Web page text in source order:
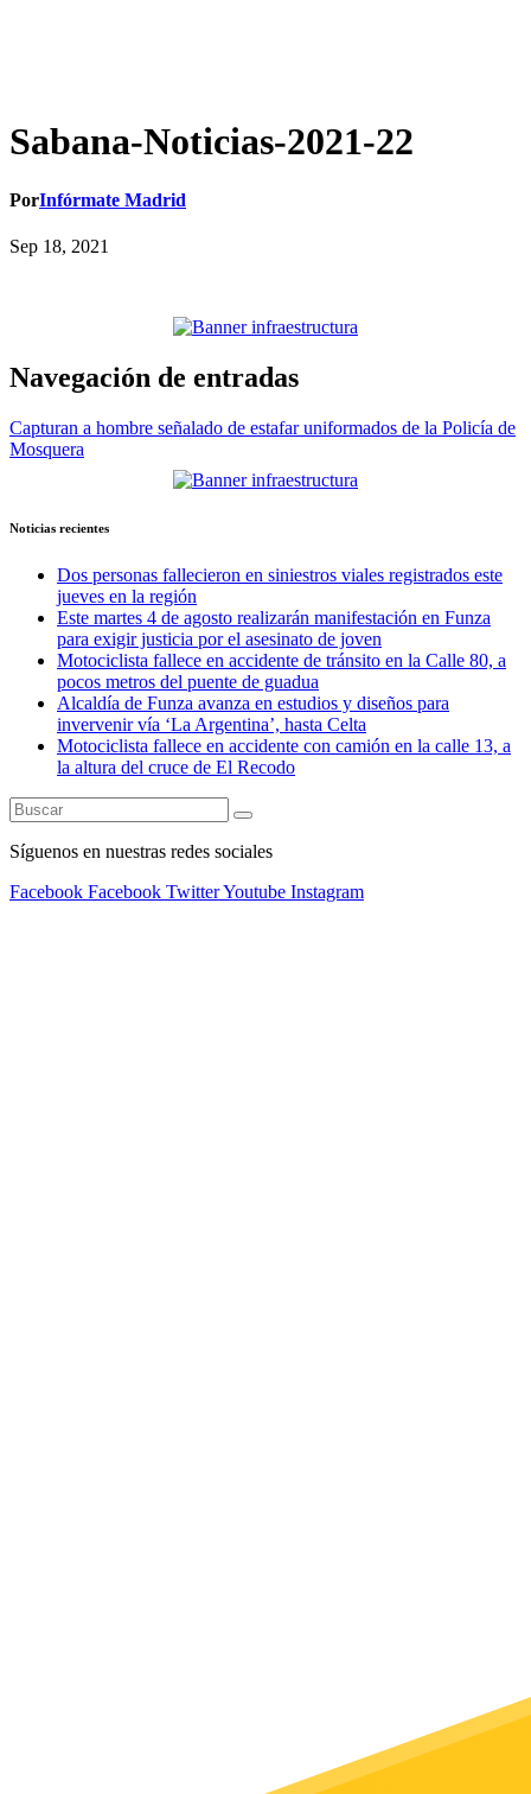
Sabana-Noticias-2021-22
PorInfórmate Madrid
Sep 18, 2021
Navegación de entradas
Capturan a hombre señalado de estafar uniformados de la Policía de
Mosquera
Noticias recientes
Dos personas fallecieron en siniestros viales registrados este
jueves en la región
Este martes 4 de agosto realizarán manifestación en Funza
para exigir justicia por el asesinato de joven
Motociclista fallece en accidente de tránsito en la Calle 80, a
pocos metros del puente de guadua
Alcaldía de Funza avanza en estudios y diseños para
invervenir vía ‘La Argentina’, hasta Celta
Motociclista fallece en accidente con camión en la calle 13, a
la altura del cruce de El Recodo
Síguenos en nuestras redes sociales
Facebook Facebook TwitterYoutube Instagram